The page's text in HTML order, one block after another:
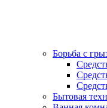
Борьба с
Бытовая